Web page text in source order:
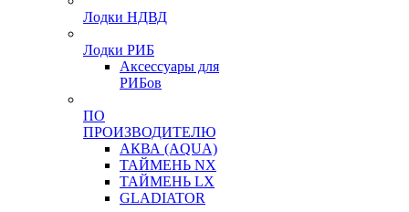
Лодки НДВД
Лодки РИБ
Аксессуары для
РИБов
ПО
ПРОИЗВОДИТЕЛЮ
АКВА (AQUA)
ТАЙМЕНЬ NX
ТАЙМЕНЬ LX
GLADIATOR